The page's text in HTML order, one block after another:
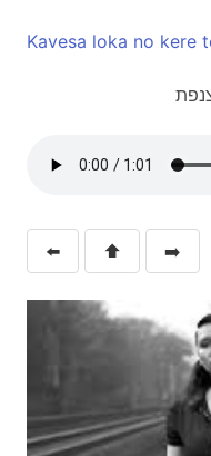
Kavesa loka no kere
⬅️ ⬆️ ➡️